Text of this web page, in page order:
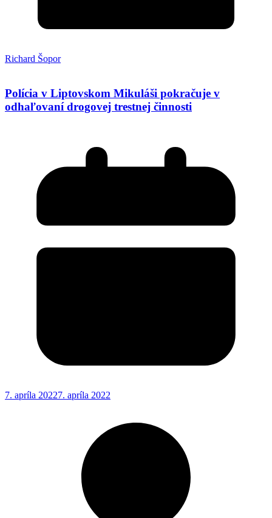
Richard Šopor
Polícia v Liptovskom Mikuláši pokračuje v
odhaľovaní drogovej trestnej činnosti
7. apríla 20227. apríla 2022